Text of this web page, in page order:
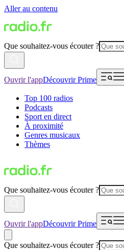
Aller au contenu
Que souhaitez-vous écouter ?
Ouvrir l'appDécouvrir Prime
Top 100 radios
Podcasts
Sport en direct
À proximité
Genres musicaux
Thèmes
Que souhaitez-vous écouter ?
Ouvrir l'appDécouvrir Prime
Que souhaitez-vous écouter ?